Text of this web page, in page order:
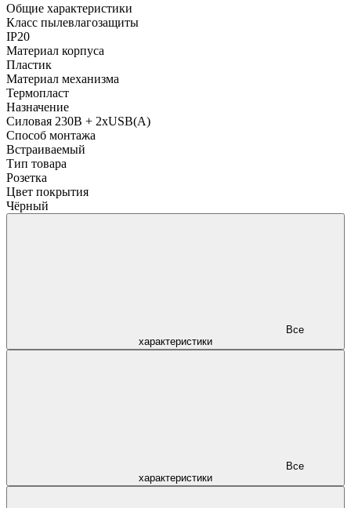
Общие характеристики
Класс пылевлагозащиты
IP20
Материал корпуса
Пластик
Материал механизма
Термопласт
Назначение
Силовая 230В + 2хUSB(A)
Способ монтажа
Встраиваемый
Тип товара
Розетка
Цвет покрытия
Чёрный
характеристики
характеристики